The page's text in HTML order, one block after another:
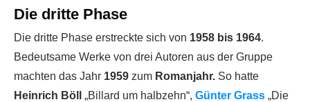
Die dritte Phase
Die dritte Phase erstreckte sich von 1958 bis 1964.
Bedeutsame Werke von drei Autoren aus der Gruppe
machten das Jahr 1959 zum Romanjahr. So hatte
Heinrich Böll
„Billard um halbzehn“, Günter Grass „Die